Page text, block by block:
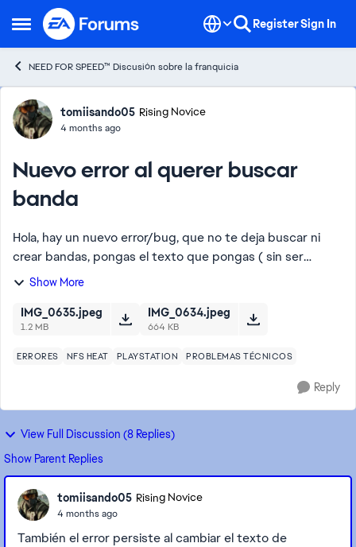
Open Side Menu
Skip to content RegisterSign In
NEED FOR SPEED™ Discusión sobre la franquicia
Forum Discussion
tomiisando05 Rising Novice
4 months ago
Nuevo error al querer buscar
banda
Hola, hay un nuevo error/bug, que no te deja buscar ni
crear bandas, pongas el texto que pongas ( sin ser
contenido obsceno), no te dejará crear ni buscar la banda
Show More
IMG_0635.jpeg
1.2 MB
IMG_0634.jpeg
664 KB
ERRORES NFS HEAT PLAYSTATION PROBLEMAS TÉCNICOS
Reply
View Full Discussion (8 Replies)
Show Parent Replies
tomiisando05 Rising Novice
4 months ago
También el error persiste al cambiar el texto de